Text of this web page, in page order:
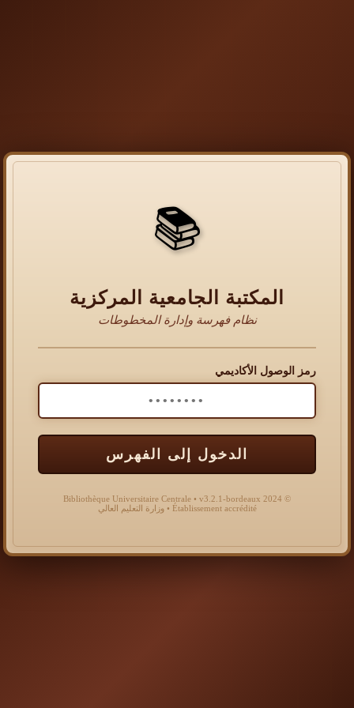
📚
المكتبة الجامعية المركزية
نظام فهرسة وإدارة المخطوطات
رمز الوصول الأكاديمي
الدخول إلى الفهرس
© 2024 Bibliothèque Universitaire Centrale • v3.2.1-bordeaux
Établissement accrédité • وزارة التعليم العالي